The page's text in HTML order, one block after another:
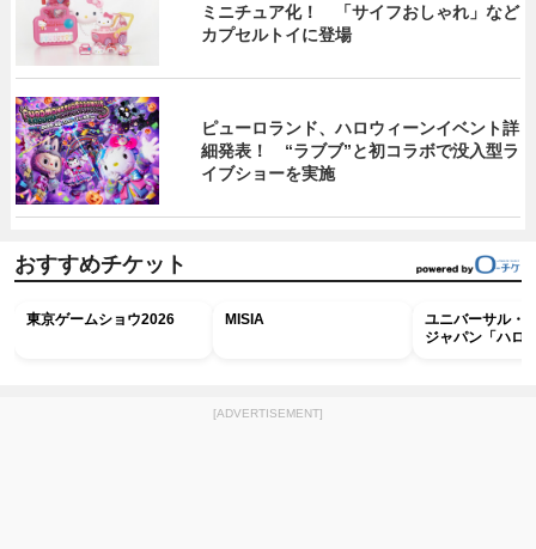
ミニチュア化！ 「サイフおしゃれ」など
カプセルトイに登場
ピューロランド、ハロウィーンイベント詳
細発表！ “ラブブ”と初コラボで没入型ラ
イブショーを実施
おすすめチケット
東京ゲームショウ2026 MISIA
ユニバーサル・
ジャパン「ハロ
[ADVERTISEMENT]